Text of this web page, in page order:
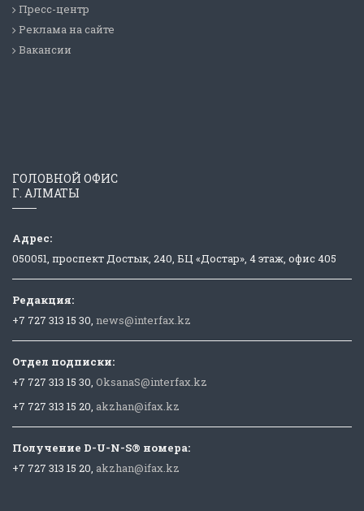
Пресс-центр
Реклама на сайте
Вакансии
ГОЛОВНОЙ ОФИС
Г. АЛМАТЫ
Адрес:
050051, проспект Достык, 240, БЦ «Достар», 4 этаж, офис 405
Редакция:
+7 727 313 15 30, news@interfax.kz
Отдел подписки:
+7 727 313 15 30, OksanaS@interfax.kz
+7 727 313 15 20, akzhan@ifax.kz
Получение D-U-N-S® номера:
+7 727 313 15 20, akzhan@ifax.kz